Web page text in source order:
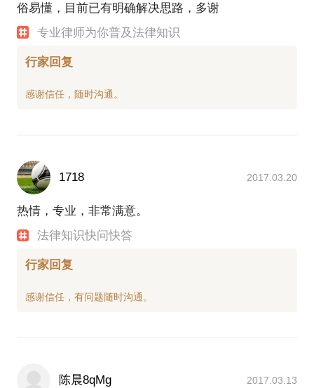
俗易懂，目前已有明确解决思路，多谢
专业律师为你普及法律知识
行家回复
1718 2017.03.20
热情，专业，非常满意。
法律知识快问快答
行家回复
陈晨8qMg 2017.03.13